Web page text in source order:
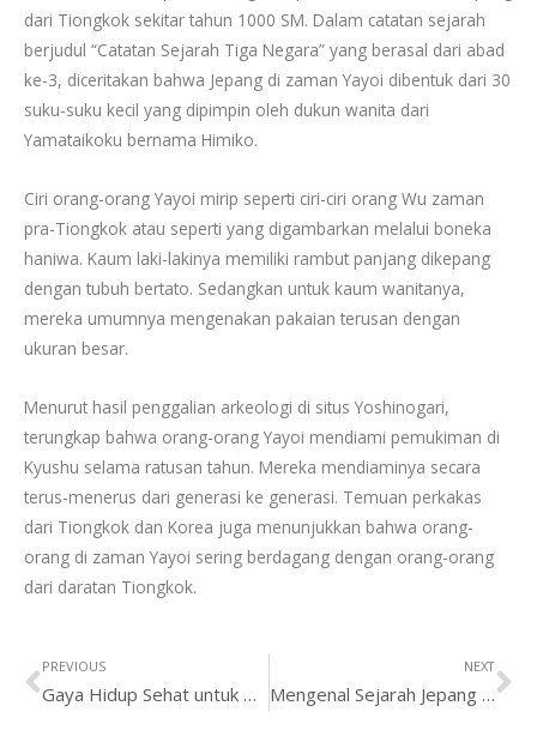
dari Tiongkok sekitar tahun 1000 SM. Dalam catatan sejarah
berjudul “Catatan Sejarah Tiga Negara” yang berasal dari abad
ke-3, diceritakan bahwa Jepang di zaman Yayoi dibentuk dari 30
suku-suku kecil yang dipimpin oleh dukun wanita dari
Yamataikoku bernama Himiko.
Ciri orang-orang Yayoi mirip seperti ciri-ciri orang Wu zaman
pra-Tiongkok atau seperti yang digambarkan melalui boneka
haniwa. Kaum laki-lakinya memiliki rambut panjang dikepang
dengan tubuh bertato. Sedangkan untuk kaum wanitanya,
mereka umumnya mengenakan pakaian terusan dengan
ukuran besar.
Menurut hasil penggalian arkeologi di situs Yoshinogari,
terungkap bahwa orang-orang Yayoi mendiami pemukiman di
Kyushu selama ratusan tahun. Mereka mendiaminya secara
terus-menerus dari generasi ke generasi. Temuan perkakas
dari Tiongkok dan Korea juga menunjukkan bahwa orang-
orang di zaman Yayoi sering berdagang dengan orang-orang
dari daratan Tiongkok.
PREVIOUS
Gaya Hidup Sehat untuk Penderita Diabetes yang Mudah Diterapkan
NEXT
Mengenal Sejarah Jepang Part 2: Jepang Zaman Kuno dan Klasik